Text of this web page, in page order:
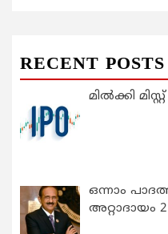
RECENT POSTS
മിൽക്കി
ഒന്നാം
അറ്റാദായം